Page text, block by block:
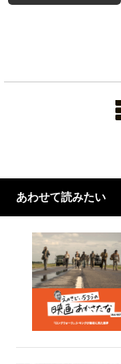
あわせて読みたい